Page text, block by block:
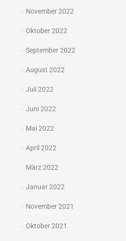
November 2022
Oktober 2022
September 2022
August 2022
Juli 2022
Juni 2022
Mai 2022
April 2022
März 2022
Januar 2022
November 2021
Oktober 2021